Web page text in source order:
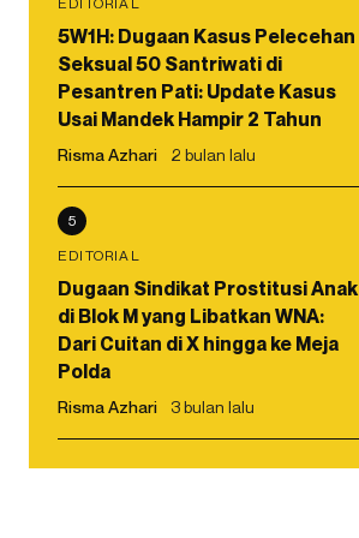
5W1H: Dugaan Kasus Pelecehan
Seksual 50 Santriwati di
Pesantren Pati: Update Kasus
Usai Mandek Hampir 2 Tahun
Risma Azhari 2 bulan lalu
5
EDITORIAL
Dugaan Sindikat Prostitusi Anak
di Blok M yang Libatkan WNA:
Dari Cuitan di X hingga ke Meja
Polda
Risma Azhari 3 bulan lalu